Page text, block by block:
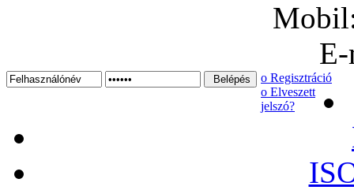
ο Regisztráció
ο Elveszett
jelszó?